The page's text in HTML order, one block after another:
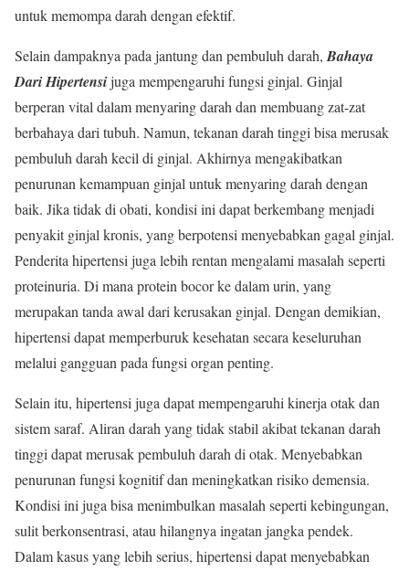
untuk memompa darah dengan efektif.
Selain dampaknya pada jantung dan pembuluh darah, Bahaya
Dari Hipertensijuga mempengaruhi fungsi ginjal. Ginjal
berperan vital dalam menyaring darah dan membuang zat-zat
berbahaya dari tubuh. Namun, tekanan darah tinggi bisa merusak
pembuluh darah kecil di ginjal. Akhirnya mengakibatkan
penurunan kemampuan ginjal untuk menyaring darah dengan
baik. Jika tidak di obati, kondisi ini dapat berkembang menjadi
penyakit ginjal kronis, yang berpotensi menyebabkan gagal ginjal.
Penderita hipertensi juga lebih rentan mengalami masalah seperti
proteinuria. Di mana protein bocor ke dalam urin, yang
merupakan tanda awal dari kerusakan ginjal. Dengan demikian,
hipertensi dapat memperburuk kesehatan secara keseluruhan
melalui gangguan pada fungsi organ penting.
Selain itu, hipertensi juga dapat mempengaruhi kinerja otak dan
sistem saraf. Aliran darah yang tidak stabil akibat tekanan darah
tinggi dapat merusak pembuluh darah di otak. Menyebabkan
penurunan fungsi kognitif dan meningkatkan risiko demensia.
Kondisi ini juga bisa menimbulkan masalah seperti kebingungan,
sulit berkonsentrasi, atau hilangnya ingatan jangka pendek.
Dalam kasus yang lebih serius, hipertensi dapat menyebabkan